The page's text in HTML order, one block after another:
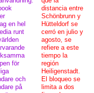
en hel
runt
för
och
på
distancia entre
Schönbrunn y
Hütteldorf se
cerró en julio y
agosto, se
refiere a este
tiempo la
región
Heiligenstadt.
El bloqueo se
limita a dos